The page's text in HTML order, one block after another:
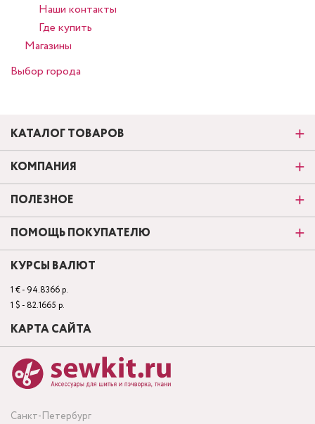
Наши контакты
Где купить
Магазины
Выбор города
Санкт-Петербург
КАТАЛОГ ТОВАРОВ
КОМПАНИЯ
ПОЛЕЗНОЕ
ПОМОЩЬ ПОКУПАТЕЛЮ
КУРСЫ ВАЛЮТ
1 € - 94.8366 р.
1 $ - 82.1665 р.
КАРТА САЙТА